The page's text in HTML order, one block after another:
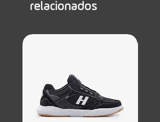
relacionados